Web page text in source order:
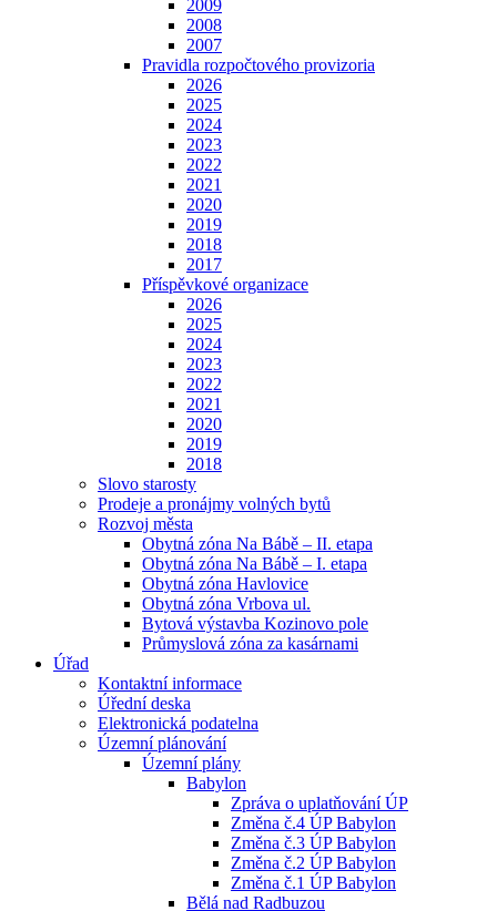
2009
2008
2007
Pravidla rozpočtového provizoria
2026
2025
2024
2023
2022
2021
2020
2019
2018
2017
Příspěvkové organizace
2026
2025
2024
2023
2022
2021
2020
2019
2018
Slovo starosty
Prodeje a pronájmy volných bytů
Rozvoj města
Obytná zóna Na Bábě – II. etapa
Obytná zóna Na Bábě – I. etapa
Obytná zóna Havlovice
Obytná zóna Vrbova ul.
Bytová výstavba Kozinovo pole
Průmyslová zóna za kasárnami
Úřad
Kontaktní informace
Úřední deska
Elektronická podatelna
Územní plánování
Územní plány
Babylon
Zpráva o uplatňování ÚP
Změna č.4 ÚP Babylon
Změna č.3 ÚP Babylon
Změna č.2 ÚP Babylon
Změna č.1 ÚP Babylon
Bělá nad Radbuzou